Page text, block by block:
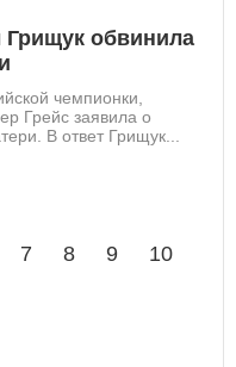
обвинила
чемпионки,
Грейс заявила о
В ответ Грищук...
7 8 9 10